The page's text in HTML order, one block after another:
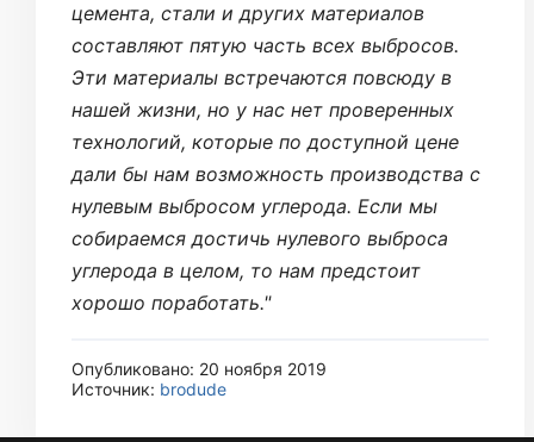
цемента, стали и других материалов
составляют пятую часть всех выбросов.
Эти материалы встречаются повсюду в
нашей жизни, но у нас нет проверенных
технологий, которые по доступной цене
дали бы нам возможность производства с
нулевым выбросом углерода. Если мы
собираемся достичь нулевого выброса
углерода в целом, то нам предстоит
хорошо поработать."
Опубликовано: 20 ноября 2019
Источник: brodude